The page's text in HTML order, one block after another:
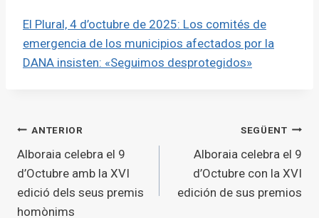
El Plural, 4 d’octubre de 2025: Los comités de
emergencia de los municipios afectados por la
DANA insisten: «Seguimos desprotegidos»
Navegació
d'entrades
ANTERIOR
Alboraia celebra el 9
d’Octubre amb la XVI
edició dels seus premis
homònims
SEGÜENT
Alboraia celebra el 9
d’Octubre con la XVI
edición de sus premios